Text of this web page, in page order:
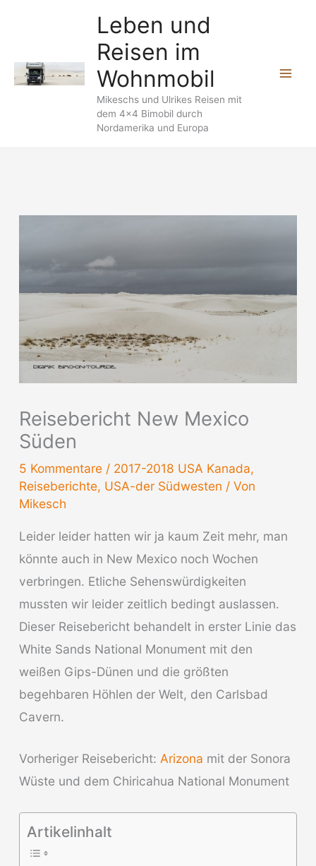
Leben und
Reisen im
Wohnmobil
Mikeschs und Ulrikes Reisen mit
dem 4x4 Bimobil durch
Nordamerika und Europa
Reisebericht New Mexico
Süden
5 Kommentare / 2017-2018 USA Kanada,
Reiseberichte, USA-der Südwesten / Von
Mikesch
Leider leider hatten wir ja kaum Zeit mehr, man
könnte auch in New Mexico noch Wochen
verbringen. Etliche Sehenswürdigkeiten
mussten wir leider zeitlich bedingt auslassen.
Dieser Reisebericht behandelt in erster Linie das
White Sands National Monument mit den
weißen Gips-Dünen und die größten
begehbaren Höhlen der Welt, den Carlsbad
Cavern.
Vorheriger Reisebericht: Arizona mit der Sonora
Wüste und dem Chiricahua National Monument
Artikelinhalt